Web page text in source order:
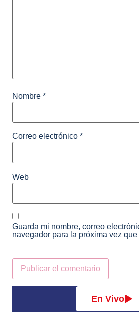
Nombre *
Correo electrónico *
Web
Guarda mi nombre, correo
navegador para la próxima vez que
En Vivo